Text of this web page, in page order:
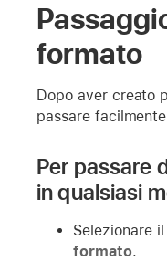
formato
Dopo aver creato
passare
Per passare
in qualsiasi
Selezionare
formato.